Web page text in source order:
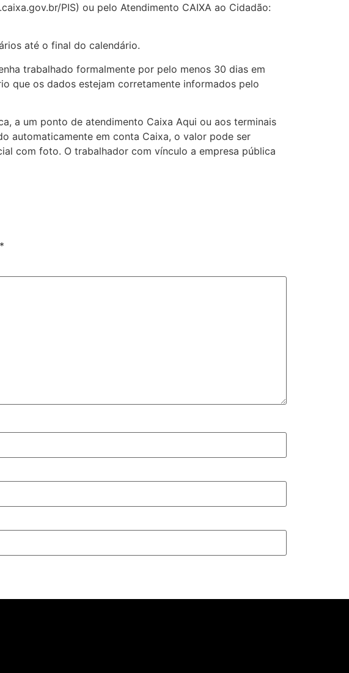
PIS) ou pelo Atendimento CAIXA ao Cidadão:
até o final do calendário.
trabalhado formalmente por pelo menos 30 dias em
que os dados estejam corretamente informados pelo
a um ponto de atendimento Caixa Aqui ou aos terminais
automaticamente em conta Caixa, o valor pode ser
com foto. O trabalhador com vínculo a empresa pública
*